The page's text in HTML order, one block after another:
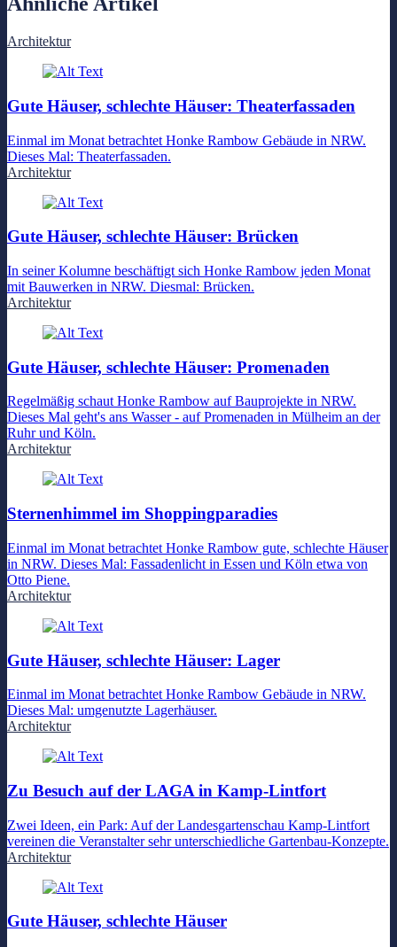
Architektur
Gute Häuser, schlechte Häuser: Theaterfassaden
Einmal im Monat betrachtet Honke Rambow Gebäude in NRW.
Dieses Mal: Theaterfassaden.
Architektur
Gute Häuser, schlechte Häuser: Brücken
In seiner Kolumne beschäftigt sich Honke Rambow jeden Monat
mit Bauwerken in NRW. Diesmal: Brücken.
Architektur
Gute Häuser, schlechte Häuser: Promenaden
Regelmäßig schaut Honke Rambow auf Bauprojekte in NRW.
Dieses Mal geht's ans Wasser - auf Promenaden in Mülheim an der
Ruhr und Köln.
Architektur
Sternenhimmel im Shoppingparadies
Einmal im Monat betrachtet Honke Rambow gute, schlechte Häuser
in NRW. Dieses Mal: Fassadenlicht in Essen und Köln etwa von
Otto Piene.
Architektur
Gute Häuser, schlechte Häuser: Lager
Einmal im Monat betrachtet Honke Rambow Gebäude in NRW.
Dieses Mal: umgenutzte Lagerhäuser.
Architektur
Zu Besuch auf der LAGA in Kamp-Lintfort
Zwei Ideen, ein Park: Auf der Landesgartenschau Kamp-Lintfort
vereinen die Veranstalter sehr unterschiedliche Gartenbau-Konzepte.
Architektur
Gute Häuser, schlechte Häuser